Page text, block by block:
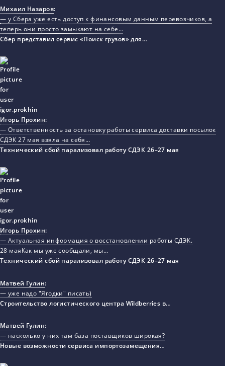
Михаил Назаров:
— у Сбера уже есть доступ к финансовым данным перевозчиков, а
теперь они просто замыкают на себе…
Сбер представил сервис «Поиск грузов» для…
Игорь Прохин:
— Ответственность за остановку работы сервиса доставки посылок
СДЭК 27 мая взяла на себя…
Технический сбой парализовал работу СДЭК 26–27 мая
Игорь Прохин:
— Актуальная информация о восстановлении работы СДЭК.
28 маяКак мы уже сообщали, мы…
Технический сбой парализовал работу СДЭК 26–27 мая
Матвей Гулин:
— уже надо "Ягодки" писать)
Строительство логистического центра Wildberries в…
Матвей Гулин:
— насколько у них там база поставщиков широкая?
Новые возможности сервиса импортозамещения…